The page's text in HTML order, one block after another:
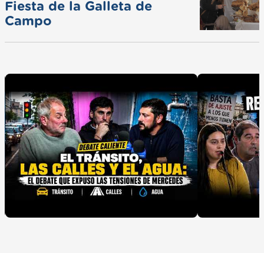
Fiesta de la Galleta de
Campo